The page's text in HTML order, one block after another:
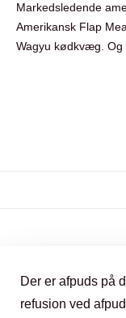
Markedsledende
Amerikansk Flap
Wagyu kødkvæg. Og
Der er afpuds på
refusion ved